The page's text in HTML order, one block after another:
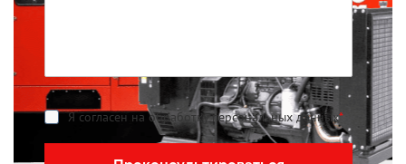
Я согласен на обработку персональных данных*